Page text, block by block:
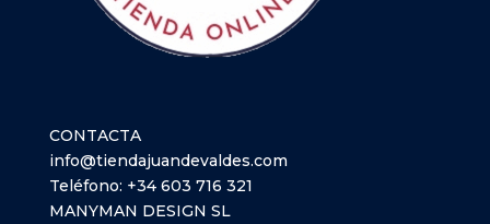
CONTACTA
info@tiendajuandevaldes.com
Teléfono: +34 603 716 321
MANYMAN DESIGN SL